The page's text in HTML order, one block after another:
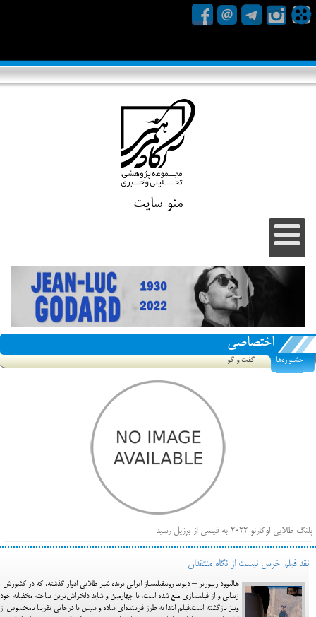
منو سایت
اختصاصی
جشنواره‌ها گفت و گو
پلنگ طلایی لوکارنو ۲۰۲۲ به فیلمی از برزیل رسید
فهرست فیلم‌های بخش مسابقه جشنواره فیلم ونیز ۲۰۲۲ مشخص شد، سهم پررنگ ایرانی‌ها
بیرون راندن فیلم‌های منتسب به حامیان کرملین از جشنواره کن، راه برای مستقل‌ها باز است
نقد فیلم خرس نیست از نگاه منتقدان
هالیوود ریپورتر – دیوید رونیفیلمساز ایرانی برنده شیر طلایی ادوار گذشته، که در کشورش
زندانی و از فیلمسازی منع شده است، با چهارمین و شاید دلخراش‌ترین ساخته مخفیانه
ونیز بازگشته است.فیلم ابتدا به طرز فریبنده‌‌ای ساده و سپس با درجاتی تقریبا نامحسوس از